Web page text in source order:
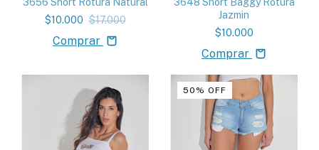
$10.000 $17.000
Comprar
Jazmin
$10.000
Comprar
50 % OFF